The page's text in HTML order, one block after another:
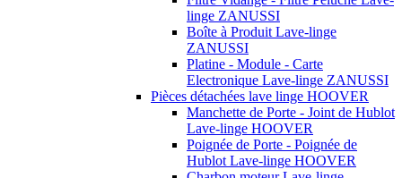
linge ZANUSSI
Boîte à Produit Lave-linge
ZANUSSI
Platine - Module - Carte
Electronique Lave-linge ZANUSSI
Pièces détachées lave linge HOOVER
Manchette de Porte - Joint de Hublot
Lave-linge HOOVER
Poignée de Porte - Poignée de
Hublot Lave-linge HOOVER